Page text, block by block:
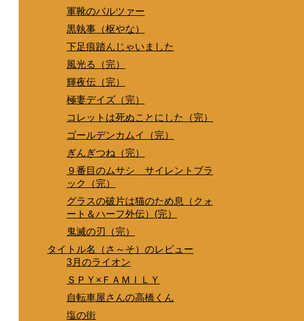
軍靴のバルツァー
黒執事（枢やな）
下足痕踏んじゃいました
風光る（完）
輝夜伝（完）
極妻デイズ（完）
コレットは死ぬことにした（完）
ゴールデンカムイ（完）
ぎんぎつね（完）
９番目のムサシ サイレントブラ
ック（完）
グラスの破片は猫のため息（クォ
ート＆ハーフ外伝）(完）
鬼滅の刃（完）
タイトル名（さ～そ）のレビュー
3月のライオン
ＳＰＹ×ＦＡＭＩＬＹ
自転車屋さんの高橋くん
塩の街